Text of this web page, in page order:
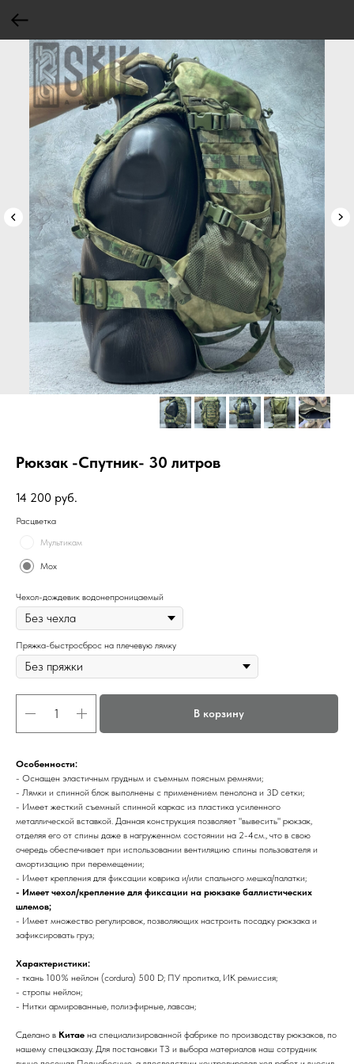
Рюкзак -Спутник- 30 литров
14 200 руб.
Расцветка
Мультикам
Мох
Чехол-дождевик водонепроницаемый
Пряжка-быстросброс на плечевую лямку
В корзину
Особенности:
- Оснащен эластичным грудным и съемным поясным ремнями;
- Лямки и спинной блок выполнены с применением пенолона и 3D сетки;
- Имеет жесткий съемный спинной каркас из пластика усиленного
металлической вставкой. Данная конструкция позволяет "вывесить" рюкзак,
отделяя его от спины даже в нагруженном состоянии на 2-4см., что в свою
очередь обеспечивает при использовании вентиляцию спины пользователя и
амортизацию при перемещении;
- Имеет крепления для фиксации коврика и/или спального мешка/палатки;
- Имеет чехол/крепление для фиксации на рюкзаке баллистических
шлемов;
- Имеет множество регулировок, позволяющих настроить посадку рюкзака и
зафиксировать груз;
Характеристики:
- ткань 100% нейлон (сordura) 500 D; ПУ пропитка, ИК ремиссия;
- стропы нейлон;
- Нитки армированные, полиэфирные, лавсан;
Сделано в Китае на специализированной фабрике по производству рюкзаков, по
нашему спецзаказу. Для постановки ТЗ и выбора материалов наш сотрудник